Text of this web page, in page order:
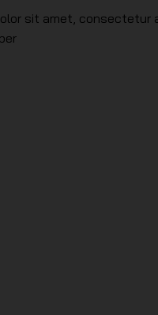
sit amet, consectetur